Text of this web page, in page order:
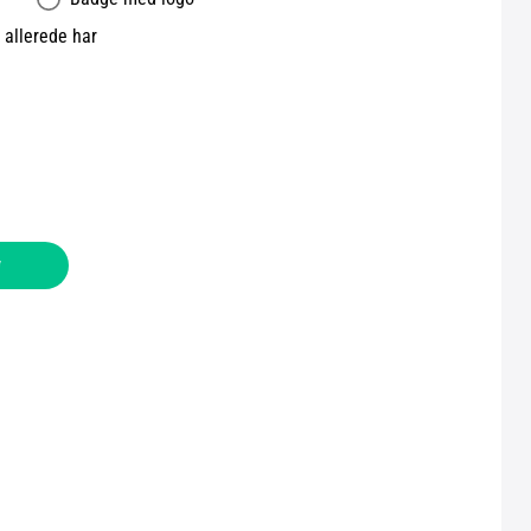
allerede har